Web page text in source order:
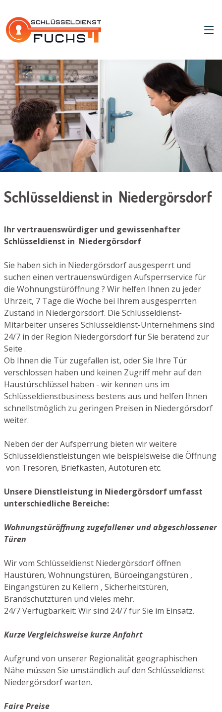
Schlüsseldienst in Niedergörsdorf
Ihr vertrauenswürdiger und gewissenhafter
Schlüsseldienst in Niedergörsdorf
Sie haben sich in Niedergörsdorf ausgesperrt und
suchen einen vertrauenswürdigen Aufsperrservice für
die Wohnungstüröffnung ? Wir helfen Ihnen zu jeder
Uhrzeit, 7 Tage die Woche bei Ihrem ausgesperrten
Zustand in Niedergörsdorf. Die Schlüsseldienst-
Mitarbeiter unseres Schlüsseldienst-Unternehmens sind
24/7 in der Region Niedergörsdorf für Sie beratend zur
Seite .
Ob Ihnen die Tür zugefallen ist, oder Sie Ihre Tür
verschlossen haben und keinen Zugriff mehr auf den
Haustürschlüssel haben - wir kennen uns im
Schlüsseldienstbusiness bestens aus und helfen Ihnen
schnellstmöglich zu geringen Preisen in Niedergörsdorf
weiter.
Neben der der Aufsperrung bieten wir weitere
Schlüsseldienstleistungen wie beispielsweise die Öffnung
von Tresoren, Briefkästen, Autotüren etc.
Unsere Dienstleistung in Niedergörsdorf umfasst
unterschiedliche Bereiche:
Wohnungstüröffnung zugefallener und abgeschlossener
Türen
Wir vom Schlüsseldienst Niedergörsdorf öffnen
Haustüren, Wohnungstüren, Büroeingangstüren ,
Eingangstüren zu Kellern , Sicherheitstüren,
Brandschutztüren und vieles mehr.
24/7 Verfügbarkeit: Wir sind 24/7 für Sie im Einsatz.
Kurze Vergleichsweise kurze Anfahrt
Aufgrund von unserer Regionalität geographischen
Nähe müssen Sie umständlich auf den Schlüsseldienst
Niedergörsdorf warten.
Faire Preise